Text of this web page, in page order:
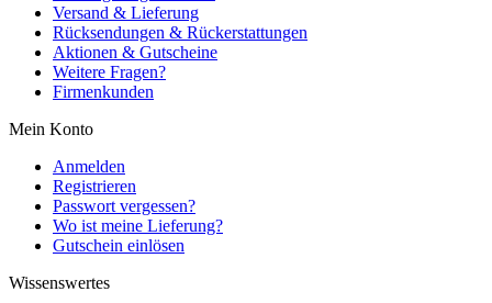
Versand & Lieferung
Rücksendungen & Rückerstattungen
Aktionen & Gutscheine
Weitere Fragen?
Firmenkunden
Mein Konto
Anmelden
Registrieren
Passwort vergessen?
Wo ist meine Lieferung?
Gutschein einlösen
Wissenswertes